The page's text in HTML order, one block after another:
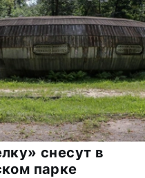
снесут в
парке